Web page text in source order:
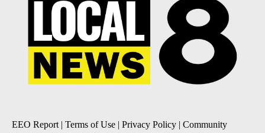
EEO Report| Terms of Use | Privacy Policy | Community